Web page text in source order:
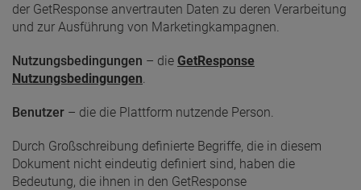
der GetResponse anvertrauten Daten zu deren Verarbeitung
und zur Ausführung von Marketingkampagnen.
Nutzungsbedingungen – die GetResponse
Nutzungsbedingungen
Benutzer – die die Plattform nutzende Person.
Durch Großschreibung definierte Begriffe, die in diesem
Dokument nicht eindeutig definiert sind, haben die
Bedeutung, die ihnen in den GetResponse